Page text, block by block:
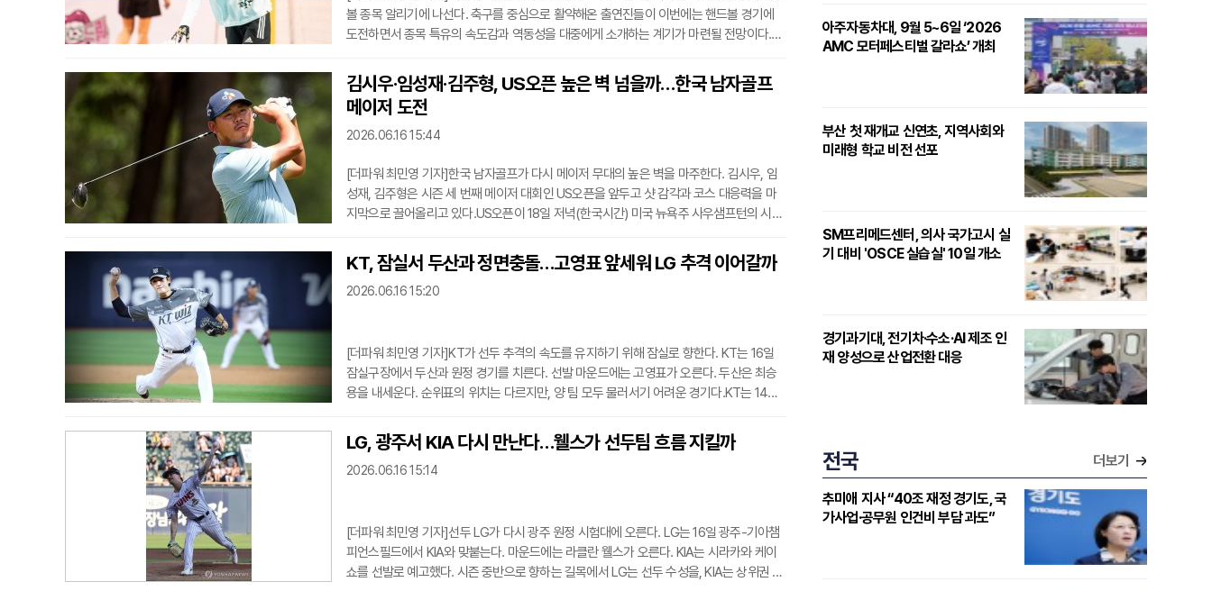
볼 종목 알리기에 나선다. 축구를 중심으로 활약해온 출연진들이 이번에는 핸드볼 경기에
도전하면서 종목 특유의 속도감과 역동성을 대중에게 소개하는 계기가 마련될 전망이다.대
홍성에서 열린 ‘제1회 골 때리는 체육대회’ 현장이 공개된다. 이날 체육대회의 주요 종목 가
운데 하나로 핸드볼 경기가 진행되며, 출연진들은 그동안 익숙했던 축구와는 다른 방식의
스포츠에 도전하게 된다.이번 방송은 핸드볼을 처음 접하는 참가자들이 기본 규칙을 배우고
실
김시우·임성재·김주형, US오픈 높은 벽 넘을까…한국 남자골프
메이저 도전
2026.06.16 15:44
[더파워 최민영 기자]한국 남자골프가 다시 메이저 무대의 높은 벽을 마주한다. 김시우, 임
성재, 김주형은 시즌 세 번째 메이저 대회인 US오픈을 앞두고 샷 감각과 코스 대응력을 마
지막으로 끌어올리고 있다.US오픈이 18일 저녁(한국시간) 미국 뉴욕주 사우샘프턴의 시네
수들을 압박하는 대회다. 단순히 버디를 많이 잡는 대회가 아니라, 실수를 얼마나 줄이느냐
가 순위를 가른다.가장 눈길을 끄는 선수는 김시우다. 올해 김시우는 꾸준함에서 확실한 상
승세를 보여주고 있다. 출전 대회마다 컷 통과를 이어가고 있고, 톱10 진입도 여러 차례 기
KT, 잠실서 두산과 정면충돌…고영표 앞세워 LG 추격 이어갈까
2026.06.16 15:20
[더파워 최민영 기자]KT가 선두 추격의 속도를 유지하기 위해 잠실로 향한다. KT는 16일
잠실구장에서 두산과 원정 경기를 치른다. 선발 마운드에는 고영표가 오른다. 두산은 최승
용을 내세운다. 순위표의 위치는 다르지만, 양 팀 모두 물러서기 어려운 경기다.KT는 14일
패로 나쁘지 않은 흐름을 이어가고 있다. LG가 앞서가고 있지만, KT는 아직 충분히 따라붙
을 수 있는 거리에 있다. 이럴 때 필요한 건 연승보다 연패를 피하는 힘이다. 고영표가 나서
는 잠실 첫판이 중요한 이유다.고영표는 KT 선발진의 계산이 서는 카드다. 빠른 공으로 누
LG, 광주서 KIA 다시 만난다…웰스가 선두팀 흐름 지킬까
2026.06.16 15:14
[더파워 최민영 기자]선두 LG가 다시 광주 원정 시험대에 오른다. LG는 16일 광주-기아챔
피언스필드에서 KIA와 맞붙는다. 마운드에는 라클란 웰스가 오른다. KIA는 시라카와 케이
쇼를 선발로 예고했다. 시즌 중반으로 향하는 길목에서 LG는 선두 수성을, KIA는 상위권 추
아주자동차대, 9월 5~6일 ‘2026
AMC 모터페스티벌 갈라쇼’ 개최
부산 첫 재개교 신연초, 지역사회와
미래형 학교 비전 선포
SM프리메드센터, 의사 국가고시 실
기 대비 'OSCE 실습실' 10일 개소
경기과기대, 전기차·수소·AI 제조 인
재 양성으로 산업전환 대응
전국 더보기
추미애 지사 “40조 재정 경기도, 국
가사업·공무원 인건비 부담 과도”